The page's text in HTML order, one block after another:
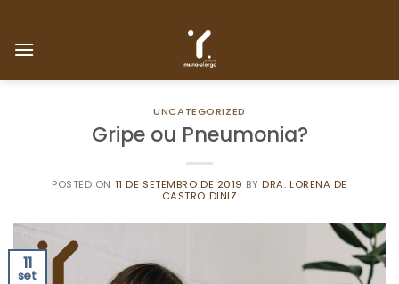
content
UNCATEGORIZED
Gripe ou Pneumonia?
POSTED ON 11 DE SETEMBRO DE 2019 BYDRA. LORENA DE
CASTRO DINIZ
11
set